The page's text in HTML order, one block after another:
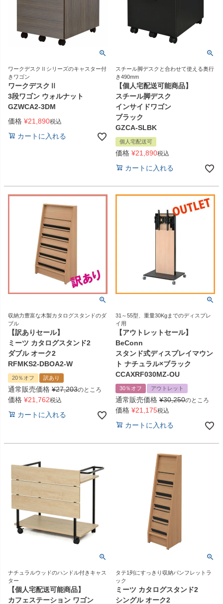
ワークデスクⅡシリーズのキャスター付
きワゴン
ワークデスクⅡ
3段ワゴン ウォルナット
GZWCA2-3DM
価格 ¥21,890税込
カートに入れる
スチール脚デスクと合わせて使える奥行
き490mm
【個人宅配送可能商品】
スチール脚デスク
インサイドワゴン
ブラック
GZCA-SLBK
個人宅配送可
価格 ¥21,890税込
カートに入れる
収納力豊富な木製カタログスタンドのダ
ブル
【訳ありセール】
ミーツ カタログスタンド2
ダブル オーク2
RFMKS2-DBOA2-W
20％オフ 訳あり
通常販売価格 ¥27,203のところ
価格 ¥21,762税込
カートに入れる
31～55型、重量30Kgまでのディスプレ
イ用
【アウトレットセール】
BeConn
スタンド式ディスプレイマウン
ト ナチュラル×ブラック
CCAXRF030MZ-OU
30％オフ アウトレット
通常販売価格 ¥30,250のところ
価格 ¥21,175税込
カートに入れる
ナチュラルウッドのハンドル付きキャス
ター
【個人宅配送可能商品】
カフェステーション ワゴン
タテ1列にすっきり収納パンフレットラ
ック
ミーツ カタログスタンド2
シングル オーク2